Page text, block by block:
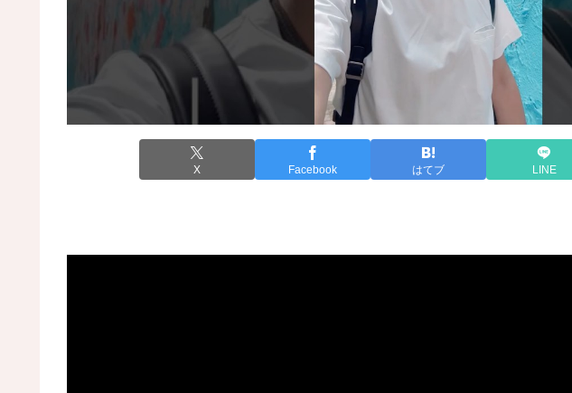
X Facebook はてブ LINE